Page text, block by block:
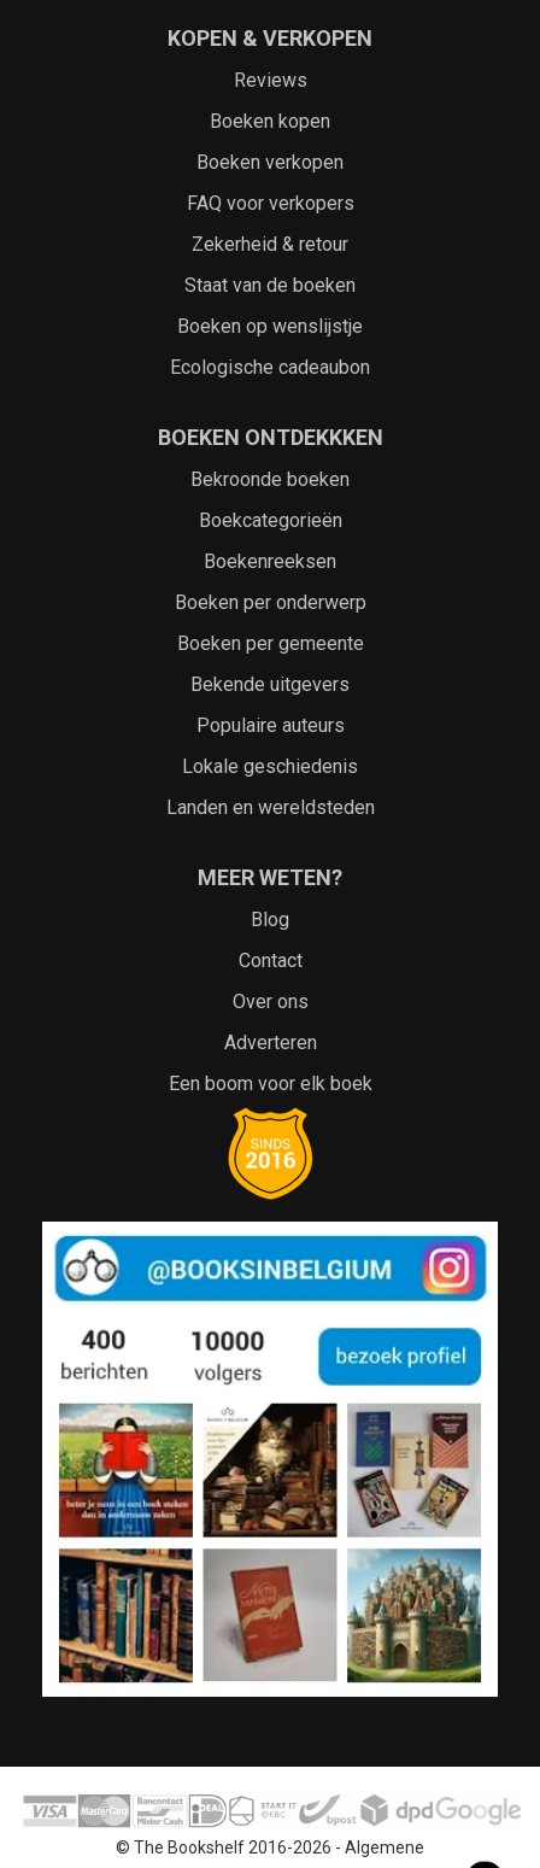
KOPEN & VERKOPEN
Reviews
Boeken kopen
Boeken verkopen
FAQ voor verkopers
Zekerheid & retour
Staat van de boeken
Boeken op wenslijstje
Ecologische cadeaubon
BOEKEN ONTDEKKKEN
Bekroonde boeken
Boekcategorieën
Boekenreeksen
Boeken per onderwerp
Boeken per gemeente
Bekende uitgevers
Populaire auteurs
Lokale geschiedenis
Landen en wereldsteden
MEER WETEN?
Blog
Contact
Over ons
Adverteren
Een boom voor elk boek
© The Bookshelf 2016-2026 - Algemene